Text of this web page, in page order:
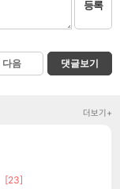
등록
다음 댓글보기
더보기+
[23]